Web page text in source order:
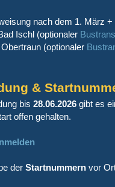
nach dem 1. März
Ischl (optionaler
(optionaler
&
bis 28.06.2026gibt es
offen gehalten.
der Startnummernvor